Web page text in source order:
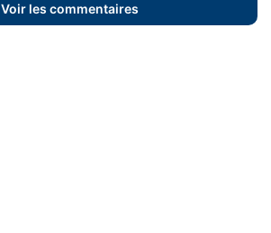
Voir les commentaires